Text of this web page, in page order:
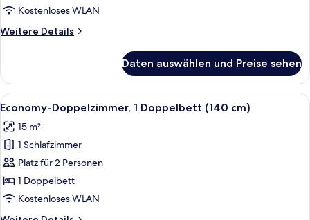
Kostenloses WLAN
Weitere Details
Weitere
Doppelzimmer
Daten auswählen und Preise sehen
Alle
Fotos
für
Economy-
Doppelzimmer,
1
Doppelbett
Ein Hotelzimmer mit Bett,
8
Economy-Doppelzimmer, 1 Doppelbett (140 cm)
15 m²
1 Schlafzimmer
Platz für 2 Personen
1 Doppelbett
Kostenloses WLAN